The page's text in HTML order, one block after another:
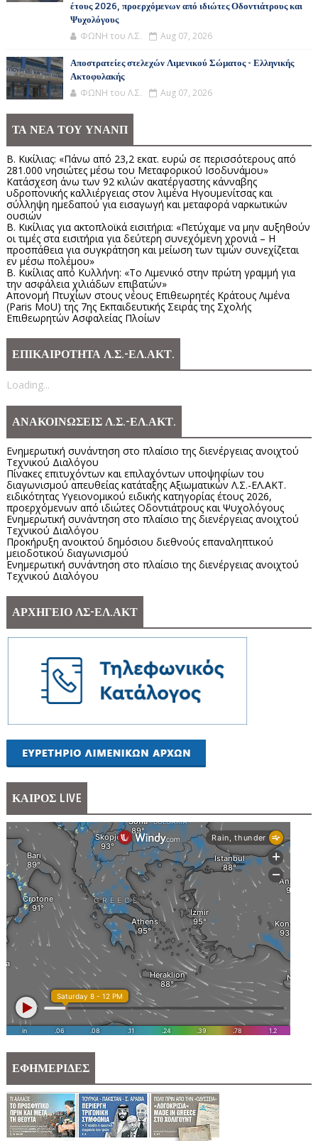
έτους 2026, προερχόμενων από ιδιώτες Οδοντιάτρους και
Ψυχολόγους
ΦΩΝΗ του Λ.Σ. Aug 07, 2026
Αποστρατείες στελεχών Λιμενικού Σώματος - Ελληνικής
Ακτοφυλακής
ΦΩΝΗ του Λ.Σ. Aug 07, 2026
ΤΑ ΝΕΑ ΤΟΥ ΥΝΑΝΠ
Β. Κικίλιας: «Πάνω από 23,2 εκατ. ευρώ σε περισσότερους από
281.000 νησιώτες μέσω του Μεταφορικού Ισοδυνάμου»
Κατάσχεση άνω των 92 κιλών ακατέργαστης κάνναβης
υδροπονικής καλλιέργειας στον λιμένα Ηγουμενίτσας και
σύλληψη ημεδαπού για εισαγωγή και μεταφορά ναρκωτικών
ουσιών
Β. Κικίλιας για ακτοπλοϊκά εισιτήρια: «Πετύχαμε να μην αυξηθούν
οι τιμές στα εισιτήρια για δεύτερη συνεχόμενη χρονιά – Η
προσπάθεια για συγκράτηση και μείωση των τιμών συνεχίζεται
εν μέσω πολέμου»
Β. Κικίλιας από Κυλλήνη: «Το Λιμενικό στην πρώτη γραμμή για
την ασφάλεια χιλιάδων επιβατών»
Απονομή Πτυχίων στους νέους Επιθεωρητές Κράτους Λιμένα
(Paris MoU) της 7ης Εκπαιδευτικής Σειράς της Σχολής
Επιθεωρητών Ασφαλείας Πλοίων
ΕΠΙΚΑΙΡΟΤΗΤΑ Λ.Σ.-ΕΛ.ΑΚΤ.
Loading...
ΑΝΑΚΟΙΝΩΣΕΙΣ Λ.Σ.-ΕΛ.ΑΚΤ.
Ενημερωτική συνάντηση στο πλαίσιο της διενέργειας ανοιχτού
Τεχνικού Διαλόγου
Πίνακες επιτυχόντων και επιλαχόντων υποψηφίων του
διαγωνισμού απευθείας κατάταξης Αξιωματικών Λ.Σ.-ΕΛ.ΑΚΤ.
ειδικότητας Υγειονομικού ειδικής κατηγορίας έτους 2026,
προερχόμενων από ιδιώτες Οδοντιάτρους και Ψυχολόγους
Ενημερωτική συνάντηση στο πλαίσιο της διενέργειας ανοιχτού
Τεχνικού Διαλόγου
Προκήρυξη ανοικτού δημόσιου διεθνούς επαναληπτικού
μειοδοτικού διαγωνισμού
Ενημερωτική συνάντηση στο πλαίσιο της διενέργειας ανοιχτού
Τεχνικού Διαλόγου
ΑΡΧΗΓΕΙΟ ΛΣ-ΕΛ.ΑΚΤ
ΚΑΙΡΟΣ LIVE
ΕΦΗΜΕΡΙΔΕΣ